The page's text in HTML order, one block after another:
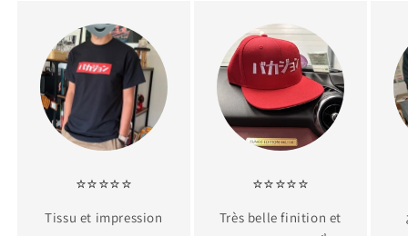
⭐⭐⭐⭐⭐
Tissu et impression
⭐⭐⭐⭐⭐
Très belle finition et